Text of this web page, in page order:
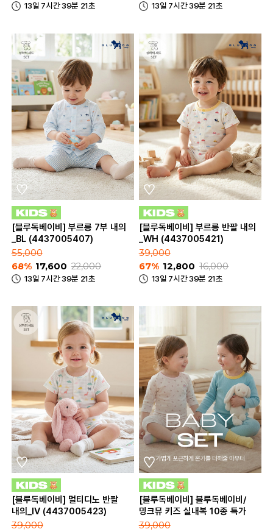
13일 7시간 39분 21초 13일 7시간 39분 21초
[블루독베이비] 부르릉 7부 내의
_BL (4437005407)
55,000
68% 17,600 22,000
13일 7시간 39분 21초
[블루독베이비] 부르릉 반팔 내의
_WH (4437005421)
39,000
67% 12,800 16,000
13일 7시간 39분 21초
[블루독베이비] 멀티디노 반팔
내의_IV (4437005423)
39,000
[블루독베이비] 블루독베이비/
밍크뮤 키즈 실내복 10종 특가
39,000